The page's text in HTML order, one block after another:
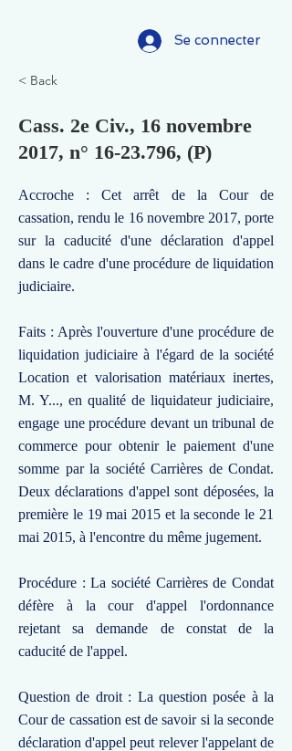
Se connecter
< Back
Cass. 2e Civ., 16 novembre
2017, n° 16-23.796, (P)
Accroche : Cet arrêt de la Cour de
cassation, rendu le 16 novembre 2017, porte
sur la caducité d'une déclaration d'appel
dans le cadre d'une procédure de liquidation
judiciaire.
Faits : Après l'ouverture d'une procédure de
liquidation judiciaire à l'égard de la société
Location et valorisation matériaux inertes,
M. Y..., en qualité de liquidateur judiciaire,
engage une procédure devant un tribunal de
commerce pour obtenir le paiement d'une
somme par la société Carrières de Condat.
Deux déclarations d'appel sont déposées, la
première le 19 mai 2015 et la seconde le 21
mai 2015, à l'encontre du même jugement.
Procédure : La société Carrières de Condat
défère à la cour d'appel l'ordonnance
rejetant sa demande de constat de la
caducité de l'appel.
Question de droit : La question posée à la
Cour de cassation est de savoir si la seconde
déclaration d'appel peut relever l'appelant de